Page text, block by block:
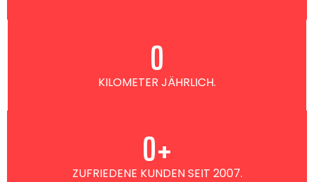
KILOMETER JÄHRLICH.
0
ZUFRIEDENE KUNDEN SEIT 2007.
0+